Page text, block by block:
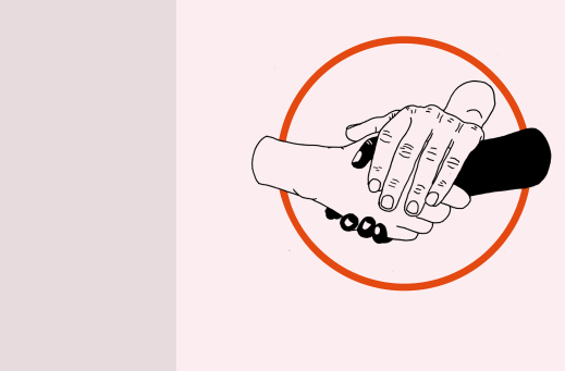
| Ein
seinen seinen
durchs Bild, und
Gangnam-Manier
Später hüpft
durchs Bild.
So sieht es aus,
auf den
südkoreanischen